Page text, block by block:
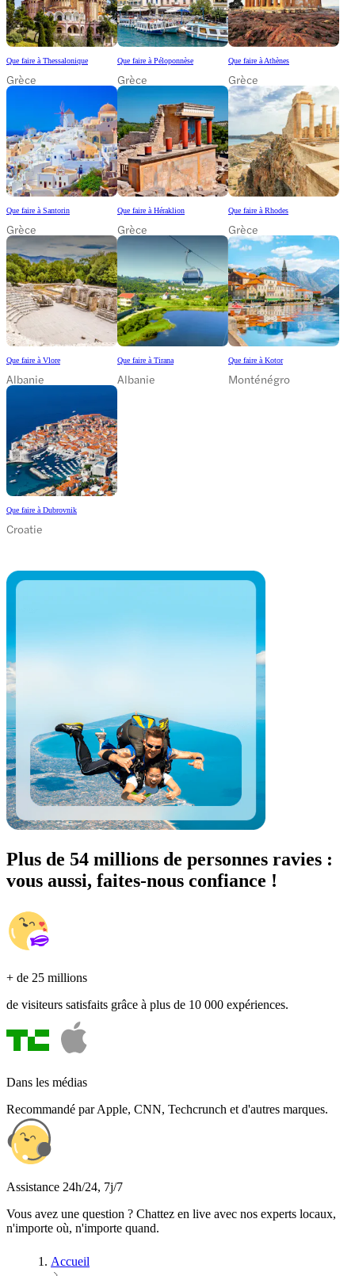
Que faire à Thessalonique
Grèce
Que faire à Péloponnèse
Grèce
Que faire à Athènes
Grèce
Que faire à Santorin
Grèce
Que faire à Héraklion
Grèce
Que faire à Rhodes
Grèce
Que faire à Vlore
Albanie
Que faire à Tirana
Albanie
Que faire à Kotor
Monténégro
Que faire à Dubrovnik
Croatie
Plus de 54 millions de personnes ravies :
vous aussi, faites-nous confiance !
+ de 25 millions
de visiteurs satisfaits grâce à plus de 10 000 expériences.
Dans les médias
Recommandé par Apple, CNN, Techcrunch et d'autres marques.
Assistance 24h/24, 7j/7
Vous avez une question ? Chattez en live avec nos experts locaux,
n'importe où, n'importe quand.
Accueil